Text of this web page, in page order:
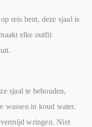
reis bent, deze sjaal is
elke outfit
sjaal te behouden,
wassen in koud water.
vermijd wringen. Niet